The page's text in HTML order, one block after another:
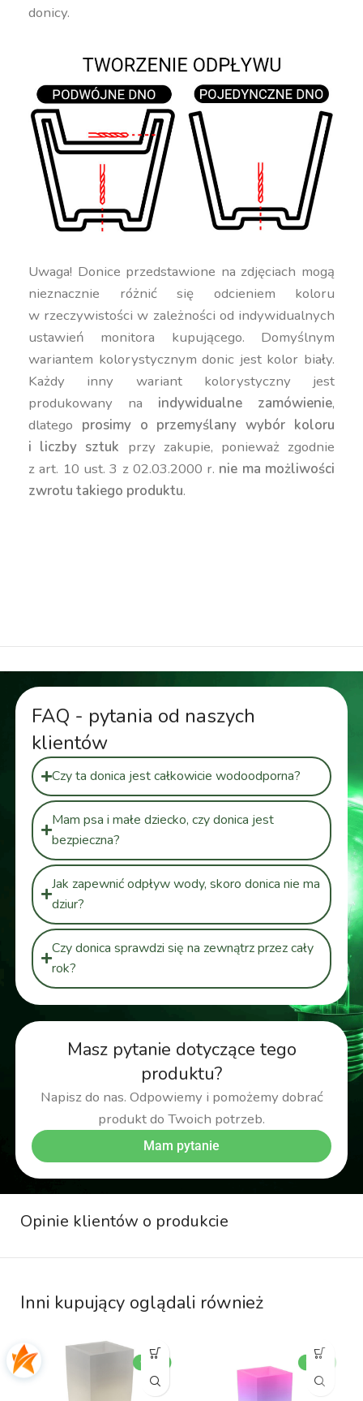
donicy.
Uwaga! Donice przedstawione na zdjęciach mogą
nieznacznie różnić się odcieniem koloru
w rzeczywistości w zależności od indywidualnych
ustawień monitora kupującego. Domyślnym
wariantem kolorystycznym donic jest kolor biały.
Każdy inny wariant kolorystyczny jest
produkowany na indywidualne zamówienie,
dlatego prosimy o przemyślany wybór koloru
i liczby sztuk przy zakupie, ponieważ zgodnie
z art. 10 ust. 3 z 02.03.2000 r. nie ma możliwości
zwrotu takiego produktu.
Masz pytanie dotyczące tego
produktu?
Napisz do nas. Odpowiemy i pomożemy dobrać
produkt do Twoich potrzeb.
Mam pytanie
FAQ - pytania od naszych
klientów
Czy ta donica jest całkowicie wodoodporna?
Mam psa i małe dziecko, czy donica jest
bezpieczna?
Jak zapewnić odpływ wody, skoro donica nie ma
dziur?
Czy donica sprawdzi się na zewnątrz przez cały
rok?
Opinie klientów o produkcie
Inni kupujący oglądali również